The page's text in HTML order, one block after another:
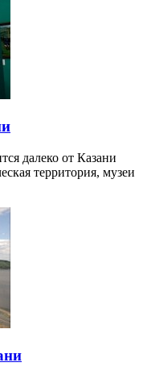
далеко от Казани
территория, музеи